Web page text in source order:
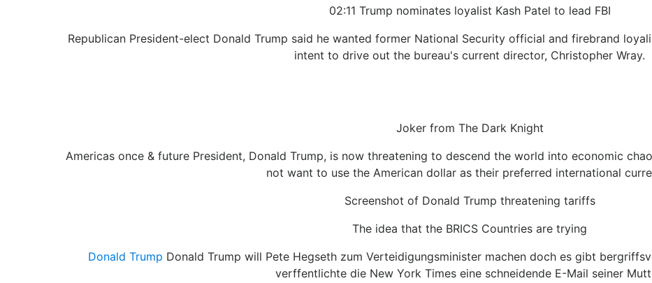
02:11 Trump nominates loyalist Kash Patel to lead FBI
Republican President-elect Donald Trump said he wanted former National Security official and firebrand
intent to drive out the bureau's current director, Christopher Wray.
Joker from The Dark Knight
Americas once & future President, Donald Trump, is now threatening to descend the world into economic
not want to use the American dollar as their preferred international
Screenshot of Donald Trump threatening tariffs
The idea that the BRICS Countries are trying
Donald Trump Donald Trump will Pete Hegseth zum Verteidigungsminister machen doch es gibt
verffentlichte die New York Times eine schneidende E-Mail seiner